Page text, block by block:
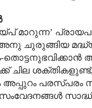
മാറുന്ന’
അനു ചുരുങ്ങിയ
ചില ശക്തികളുണ്ട്
പരസ്പരം
സംവേദനങ്ങൾ